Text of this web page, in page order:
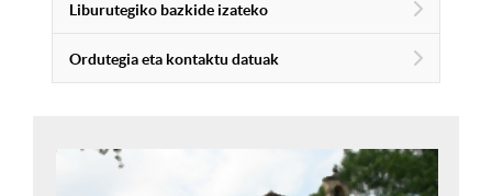
Liburutegiko bazkide izateko
Ordutegia eta kontaktu datuak